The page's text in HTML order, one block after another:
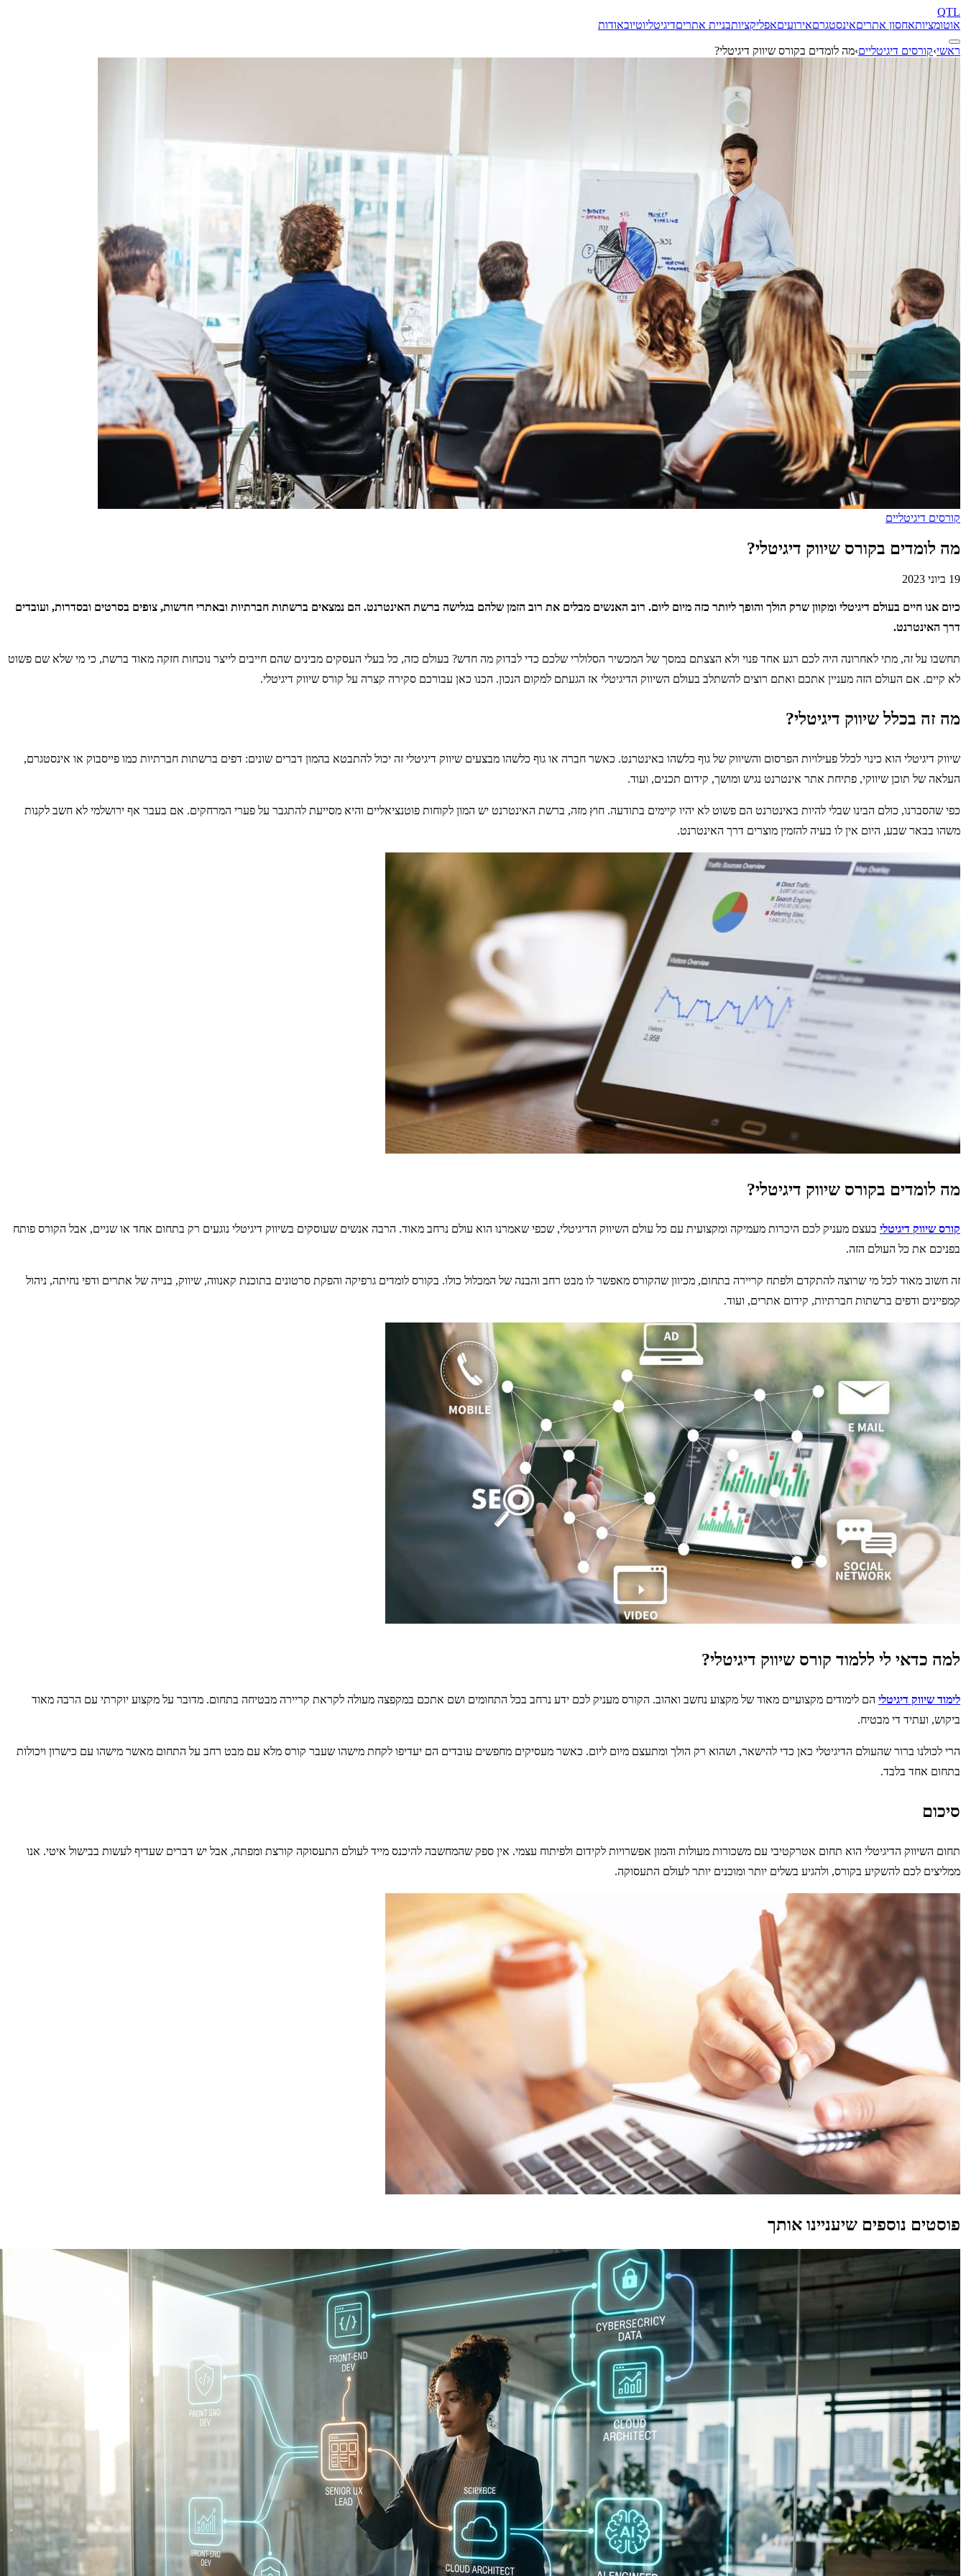
QTL
אוטומציותאחסון אתריםאינסטגרםאירועיםאפליקציותבניית אתריםדיגיטליוטיובאודות
ראשי›קורסים דיגיטליים›מה לומדים בקורס שיווק דיגיטלי?
קורסים דיגיטליים
מה לומדים בקורס שיווק דיגיטלי?
19 ביוני 2023
כיום אנו חיים בעולם דיגיטלי ומקוון שרק הולך והופך ליותר כזה מיום ליום. רוב האנשים מבלים את רוב הזמן שלהם בגלישה ברשת האינטרנט. הם נמצאים ברשתות חברתיות ובאתרי חדשות, צופים בסרטים ובסדרות, ועובדים
דרך האינטרנט.
תחשבו על זה, מתי לאחרונה היה לכם רגע אחד פנוי ולא הצצתם במסך של המכשיר הסלולרי שלכם כדי לבדוק מה חדש? בעולם כזה, כל בעלי העסקים מבינים שהם חייבים לייצר נוכחות חזקה מאוד ברשת, כי מי שלא שם פשוט
לא קיים. אם העולם הזה מעניין אתכם ואתם רוצים להשתלב בעולם השיווק הדיגיטלי אז הגעתם למקום הנכון. הכנו כאן עבורכם סקירה קצרה על קורס שיווק דיגיטלי.
מה זה בכלל שיווק דיגיטלי?
שיווק דיגיטלי הוא כינוי לכלל פעילויות הפרסום והשיווק של גוף כלשהו באינטרנט. כאשר חברה או גוף כלשהו מבצעים שיווק דיגיטלי זה יכול להתבטא בהמון דברים שונים: דפים ברשתות חברתיות כמו פייסבוק או אינסטגרם,
העלאה של תוכן שיווקי, פתיחת אתר אינטרנט נגיש ומושך, קידום תכנים, ועוד.
כפי שהסברנו, כולם הבינו שבלי להיות באינטרנט הם פשוט לא יהיו קיימים בתודעה. חוץ מזה, ברשת האינטרנט יש המון לקוחות פוטנציאליים והיא מסייעת להתגבר על פערי המרחקים. אם בעבר אף ירושלמי לא חשב לקנות
משהו בבאר שבע, היום אין לו בעיה להזמין מוצרים דרך האינטרנט.
מה לומדים בקורס שיווק דיגיטלי?
קורס שיווק דיגיטלי בעצם מעניק לכם היכרות מעמיקה ומקצועית עם כל עולם השיווק הדיגיטלי, שכפי שאמרנו הוא עולם נרחב מאוד. הרבה אנשים שעוסקים בשיווק דיגיטלי נוגעים רק בתחום אחד או שניים, אבל הקורס פותח
בפניכם את כל העולם הזה.
זה חשוב מאוד לכל מי שרוצה להתקדם ולפתח קריירה בתחום, מכיוון שהקורס מאפשר לו מבט רחב והבנה של המכלול כולו. בקורס לומדים גרפיקה והפקת סרטונים בתוכנת קאנווה, שיווק, בנייה של אתרים ודפי נחיתה, ניהול
קמפיינים ודפים ברשתות חברתיות, קידום אתרים, ועוד.
למה כדאי לי ללמוד קורס שיווק דיגיטלי?
לימוד שיווק דיגיטלי הם לימודים מקצועיים מאוד של מקצוע נחשב ואהוב. הקורס מעניק לכם ידע נרחב בכל התחומים ושם אתכם במקפצה מעולה לקראת קריירה מבטיחה בתחום. מדובר על מקצוע יוקרתי עם הרבה מאוד
ביקוש, ועתיד די מבטיח.
הרי לכולנו ברור שהעולם הדיגיטלי כאן כדי להישאר, ושהוא רק הולך ומתעצם מיום ליום. כאשר מעסיקים מחפשים עובדים הם יעדיפו לקחת מישהו שעבר קורס מלא עם מבט רחב על התחום מאשר מישהו עם כישרון ויכולות
בתחום אחד בלבד.
סיכום
תחום השיווק הדיגיטלי הוא תחום אטרקטיבי עם משכורות מעולות והמון אפשרויות לקידום ולפיתוח עצמי. אין ספק שהמחשבה להיכנס מייד לעולם התעסוקה קורצת ומפתה, אבל יש דברים שעדיף לעשות בבישול איטי. אנו
ממליצים לכם להשקיע בקורס, ולהגיע בשלים יותר ומוכנים יותר לעולם התעסוקה.
פוסטים נוספים שיעניינו אותך